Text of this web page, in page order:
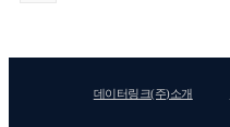
데이터링크(주)소개